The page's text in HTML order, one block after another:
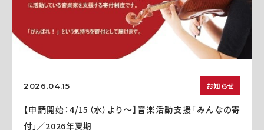
2026.04.15 お知らせ
【申請開始：4/15（水）より～】音楽活動支援「みんなの寄
付」／2026年夏期